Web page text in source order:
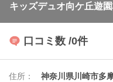
キッズデュオ向ケ丘遊
口コミ数 /0件
住所：
神奈川県川崎市多